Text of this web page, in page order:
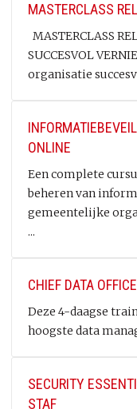
MASTERCLASS
MASTERCLASS
SUCCESVOL
organisatie
ONLINE
Een complete
beheren van
gemeentelijke
...
CHIEF DATA
Deze 4-daagse
hoogste data
SECURITY
STAF